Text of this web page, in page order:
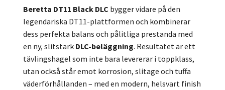
Beretta DT11 Black DLC bygger vidare på den
legendariska DT11-plattformen och kombinerar
dess perfekta balans och pålitliga prestanda med
en ny, slitstark DLC-beläggning. Resultatet är ett
tävlingshagel som inte bara levererar i toppklass,
utan också står emot korrosion, slitage och tuffa
väderförhållanden – med en modern, helsvart finish